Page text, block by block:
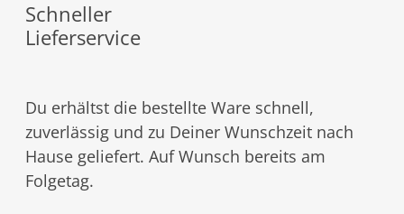
Schneller
Lieferservice
Du erhältst die bestellte Ware schnell,
zuverlässig und zu Deiner Wunschzeit nach
Hause geliefert. Auf Wunsch bereits am
Folgetag.